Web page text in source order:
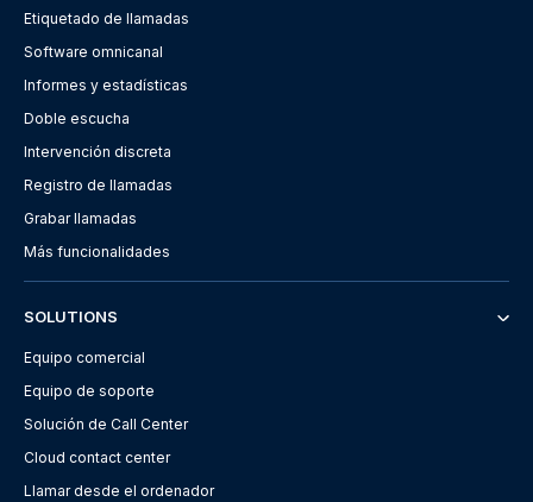
Etiquetado de llamadas
Software omnicanal
Informes y estadísticas
Doble escucha
Intervención discreta
Registro de llamadas
Grabar llamadas
Más funcionalidades
SOLUTIONS
Equipo comercial
Equipo de soporte
Solución de Call Center
Cloud contact center
Llamar desde el ordenador